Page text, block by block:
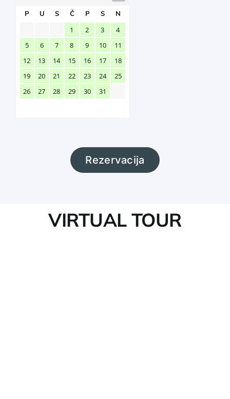
P U S Č P S N
1 2 3
4
5
6 7 8 9 10
11
12
13 14 15 16 17
18
19
20 21 22 23 24
25
26
27 28 29 30 31
Rezervacija
VIRTUAL TOUR